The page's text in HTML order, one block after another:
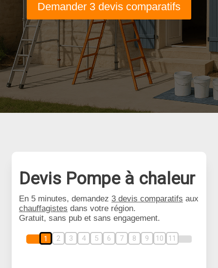
Demander 3 devis comparatifs
Devis Pompe à chaleur
En 5 minutes, demandez 3 devis comparatifs aux
chauffagistes dans votre région.
Gratuit, sans pub et sans engagement.
1 2 3 4 5 6 7 8 9 10 11